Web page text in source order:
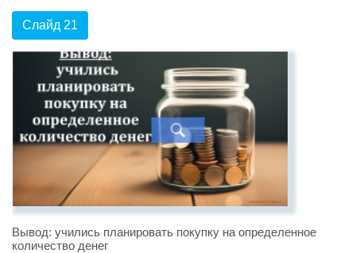
Слайд 21
Вывод: учились планировать покупку на определенное
количество денег